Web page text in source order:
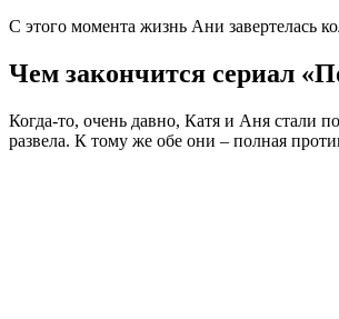
С этого момента жизнь Ани завертелась
Чем закончится сериал
Когда-то, очень давно, Катя и Аня стали
развела. К тому же обе они – полная